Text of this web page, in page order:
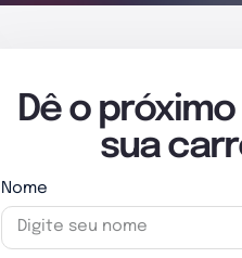
Dê o
sua
Nome